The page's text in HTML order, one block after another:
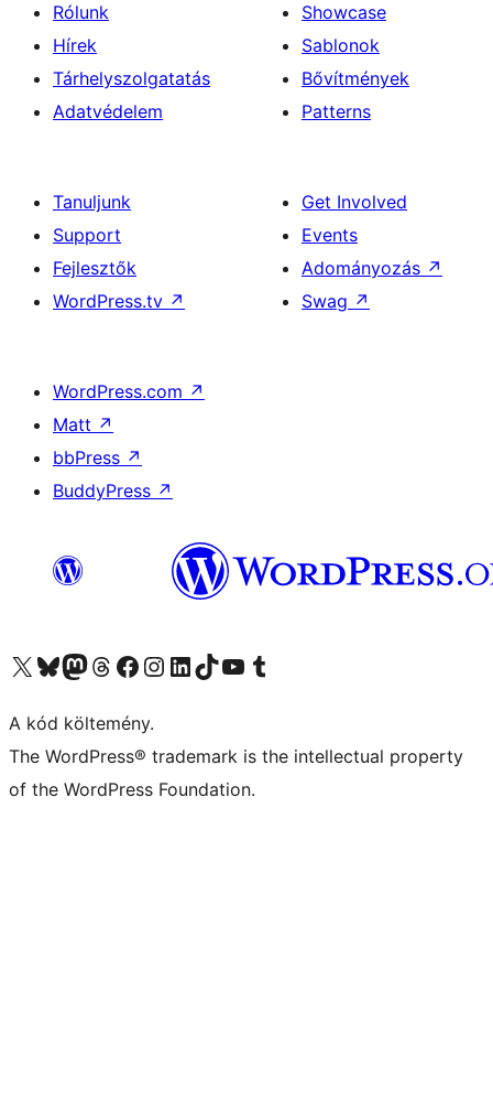
Rólunk
Hírek
Tárhelyszolgatatás
Adatvédelem
Showcase
Sablonok
Bővítmények
Patterns
Tanuljunk
Support
Fejlesztők
WordPress.tv ↗
Get Involved
Events
Adományozás ↗
Swag ↗
WordPress.com ↗
Matt ↗
bbPress ↗
BuddyPress ↗
Visit our X (formerly Twitter) account
Visit our Bluesky account
Twitter csatornánk
Visit our Threads account
Facebook oldalunk megtekintése
Visit our Instagram account
Visit our LinkedIn account
Visit our TikTok account
Visit our YouTube channel
Visit our Tumblr account
A kód költemény.
The WordPress® trademark is the intellectual property
of the WordPress Foundation.